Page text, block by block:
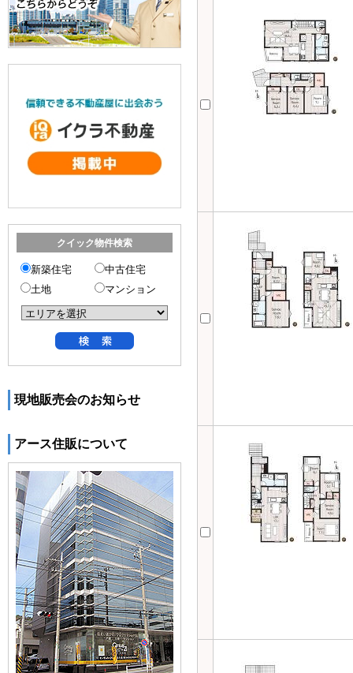
クイック物件検索
新築住宅
中古住宅
土地
マンション
現地販売会のお知らせ
アース住販について